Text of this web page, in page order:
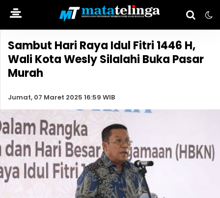
Sambut Hari Raya Idul Fitri 1446 H,
Wali Kota Wesly Silalahi Buka Pasar
Murah
Jumat, 07 Maret 2025 16:59 WIB